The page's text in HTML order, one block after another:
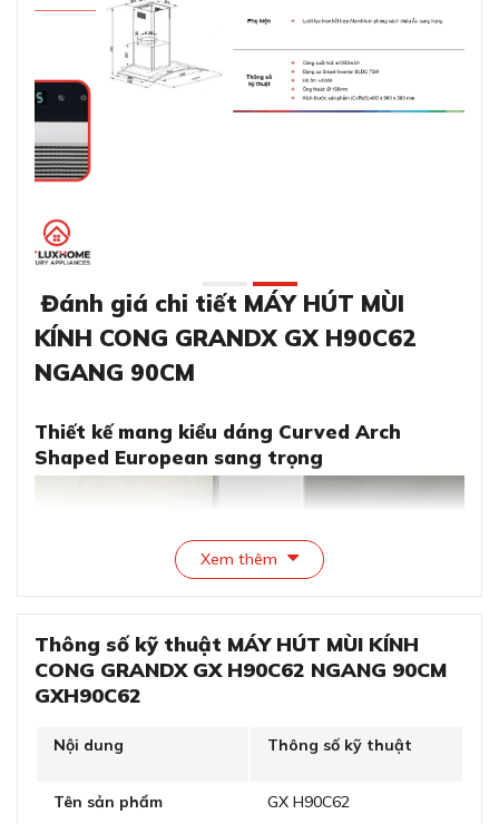
Đánh giá chi tiết MÁY HÚT MÙI
KÍNH CONG GRANDX GX H90C62
NGANG 90CM
Thiết kế mang kiểu dáng Curved Arch
Shaped European sang trọng
Thiết kế mang kiểu dáng Curved Arch Shaped
Xem thêm
Thông số kỹ thuật MÁY HÚT MÙI KÍNH
CONG GRANDX GX H90C62 NGANG 90CM
GXH90C62
Nội dung Thông số kỹ thuật
Tên sản phẩm GX H90C62